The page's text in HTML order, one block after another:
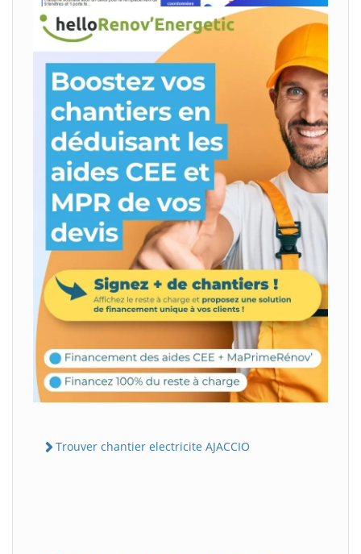
Trouver chantier electricite AJACCIO